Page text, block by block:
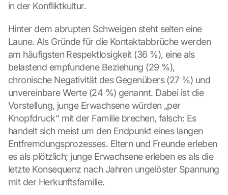
in der Konfliktkultur.
Hinter dem abrupten Schweigen steht selten eine
Laune. Als Gründe für die Kontaktabbrüche werden
am häufigsten Respektlosigkeit (36 %), eine als
belastend empfundene Beziehung (29 %),
chronische Negativität des Gegenübers (27 %) und
unvereinbare Werte (24 %) genannt. Dabei ist die
Vorstellung, junge Erwachsene würden „per
Knopfdruck“ mit der Familie brechen, falsch: Es
handelt sich meist um den Endpunkt eines langen
Entfremdungsprozesses. Eltern und Freunde erleben
es als plötzlich; junge Erwachsene erleben es als die
letzte Konsequenz nach Jahren ungelöster Spannung
mit der Herkunftsfamilie.